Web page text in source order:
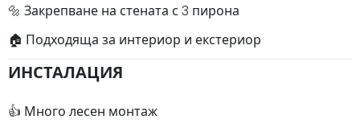
🔩 Закрепване на стената с 3 пирона
🏠 Подходяща за интериор и екстериор
ИНСТАЛАЦИЯ
👍 Много лесен монтаж